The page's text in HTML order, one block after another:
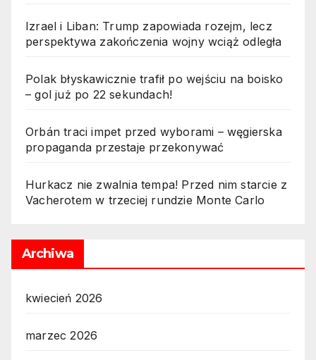
Izrael i Liban: Trump zapowiada rozejm, lecz
perspektywa zakończenia wojny wciąż odległa
Polak błyskawicznie trafił po wejściu na boisko
– gol już po 22 sekundach!
Orbán traci impet przed wyborami – węgierska
propaganda przestaje przekonywać
Hurkacz nie zwalnia tempa! Przed nim starcie z
Vacherotem w trzeciej rundzie Monte Carlo
Archiwa
kwiecień 2026
marzec 2026